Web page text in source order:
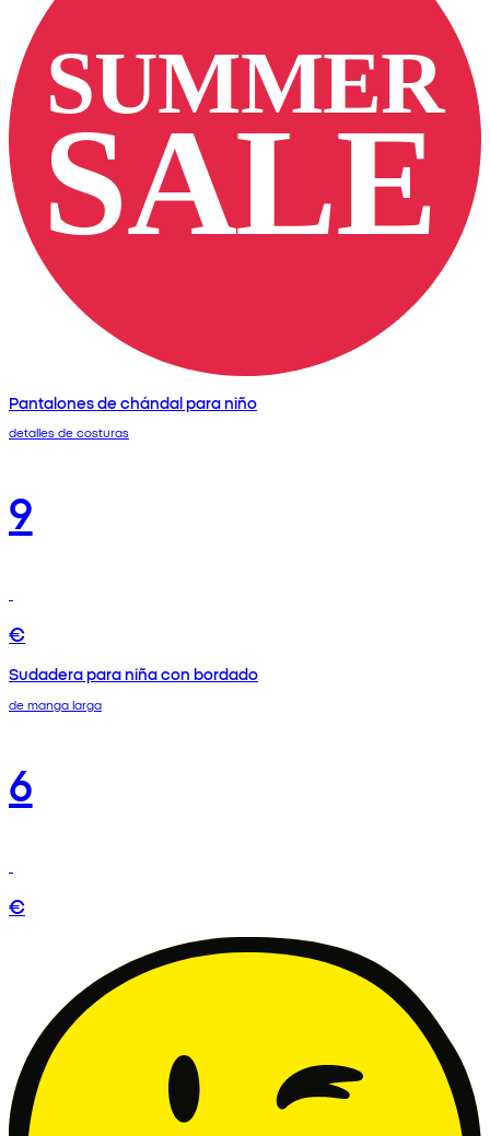
Pantalones de chándal para niño
detalles de costuras
9
€
Sudadera para niña con bordado
de manga larga
6
€